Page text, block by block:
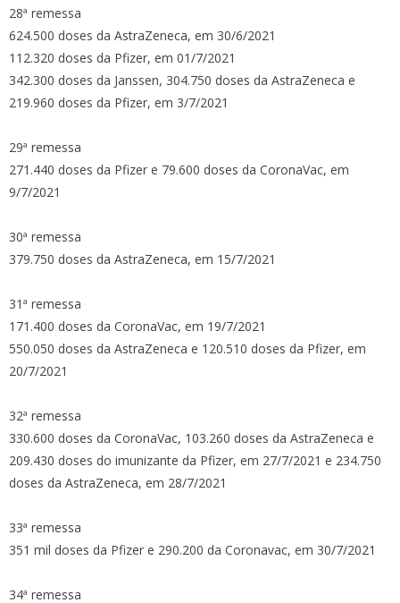
28ª remessa
624.500 doses da AstraZeneca, em 30/6/2021
112.320 doses da Pfizer, em 01/7/2021
342.300 doses da Janssen, 304.750 doses da AstraZeneca e
219.960 doses da Pfizer, em 3/7/2021
29ª remessa
271.440 doses da Pfizer e 79.600 doses da CoronaVac, em
9/7/2021
30ª remessa
379.750 doses da AstraZeneca, em 15/7/2021
31ª remessa
171.400 doses da CoronaVac, em 19/7/2021
550.050 doses da AstraZeneca e 120.510 doses da Pfizer, em
20/7/2021
32ª remessa
330.600 doses da CoronaVac, 103.260 doses da AstraZeneca e
209.430 doses do imunizante da Pfizer, em 27/7/2021 e 234.750
doses da AstraZeneca, em 28/7/2021
33ª remessa
351 mil doses da Pfizer e 290.200 da Coronavac, em 30/7/2021
34ª remessa